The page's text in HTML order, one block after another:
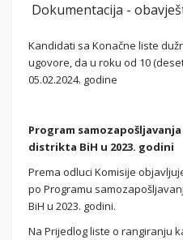
Dokumentacija -
Kandidati sa Konačne liste
ugovore, da u roku od 10
05.02.2024. godine
Program
distrikta BiH u 2023. godini
Prema odluci Komisije
po Programu
BiH u 2023. godini.
Na Prijedlog liste o rangiranju